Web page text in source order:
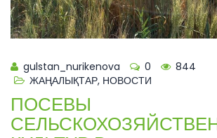
gulstan_nurikenova 0
844
ЖАҢАЛЫҚТАР, НОВОСТИ
ПОСЕВЫ